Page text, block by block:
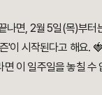
나면, 2월 5일(목)부터
'이 시작된다고 해요.
이 일주일을 놓칠 수